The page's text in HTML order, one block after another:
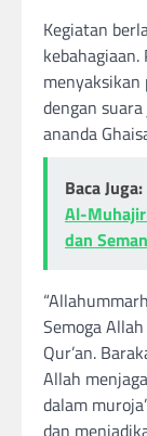
Kegiatan
menyaksikan
dengan
ananda
Baca Juga:
Al-
dan
Semoga
Qur’an.
Allah
dalam
dan